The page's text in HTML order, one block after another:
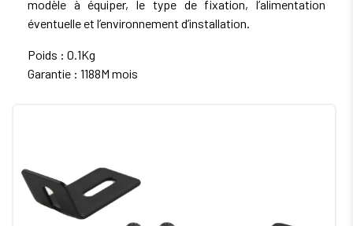
modèle à équiper, le type de fixation, l’alimentation
éventuelle et l’environnement d’installation.
Poids : 0.1Kg
Garantie : 1188M mois